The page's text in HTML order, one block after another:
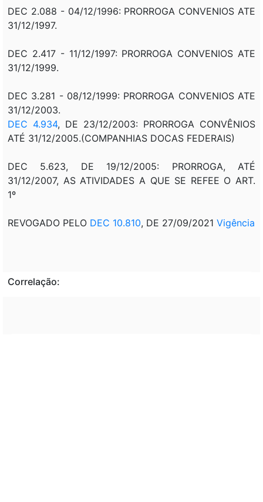
DEC 2.088 - 04/12/1996: PRORROGA CONVENIOS ATE
31/12/1997.
DEC 2.417 - 11/12/1997: PRORROGA CONVENIOS ATE
31/12/1999.
DEC 3.281 - 08/12/1999: PRORROGA CONVENIOS ATE
31/12/2003.
DEC 4.934, DE 23/12/2003: PRORROGA CONVÊNIOS
ATÉ 31/12/2005.(COMPANHIAS DOCAS FEDERAIS)
DEC 5.623, DE 19/12/2005: PRORROGA, ATÉ
31/12/2007, AS ATIVIDADES A QUE SE REFEE O ART.
1º
REVOGADO PELO DEC 10.810, DE 27/09/2021 Vigência
Correlação: